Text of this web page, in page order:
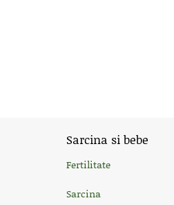
Sarcina si bebe
Fertilitate
Sarcina